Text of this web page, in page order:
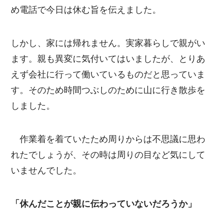
め電話で今日は休む旨を伝えました。
しかし、家には帰れません。実家暮らしで親がい
ます。親も異変に気付いてはいましたが、とりあ
えず会社に行って働いているものだと思っていま
す。そのため時間つぶしのために山に行き散歩を
しました。
作業着を着ていたため周りからは不思議に思わ
れたでしょうが、その時は周りの目など気にして
いませんでした。
「休んだことが親に伝わっていないだろうか」